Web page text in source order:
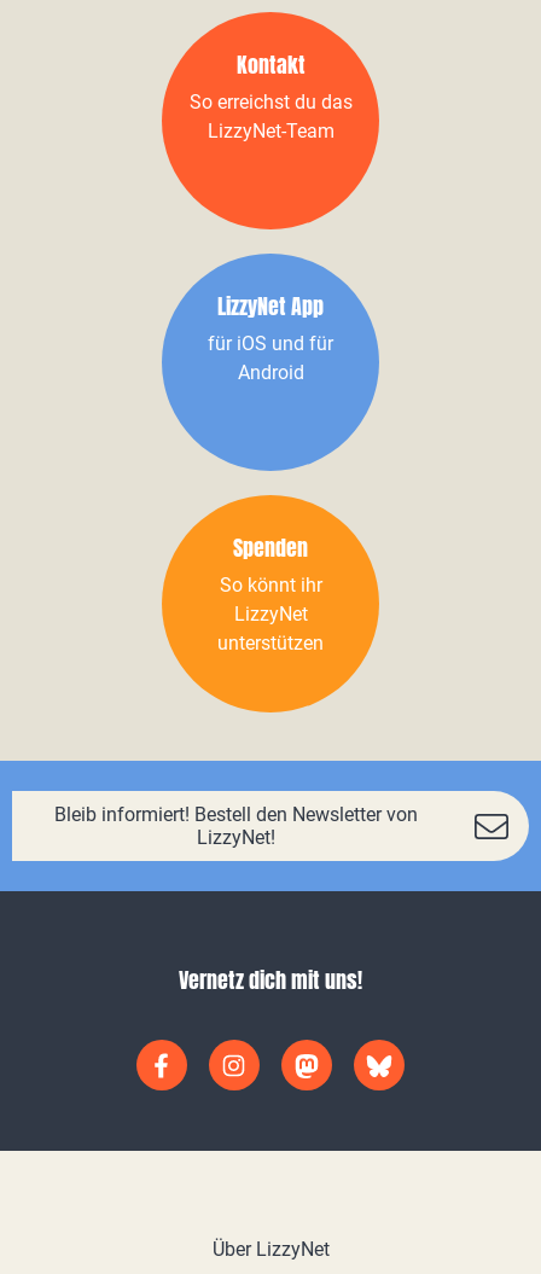
Kontakt
So erreichst du das
LizzyNet-Team
LizzyNet App
für iOS und für
Android
Spenden
So könnt ihr
LizzyNet
unterstützen
Bleib informiert! Bestell den Newsletter von
LizzyNet!
Vernetz dich mit uns!
Über LizzyNet